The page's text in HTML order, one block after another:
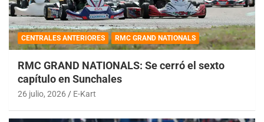
CENTRALES ANTERIORES RMC GRAND NATIONALS
RMC GRAND NATIONALS: Se cerró el sexto
capítulo en Sunchales
26 julio, 2026 E-Kart